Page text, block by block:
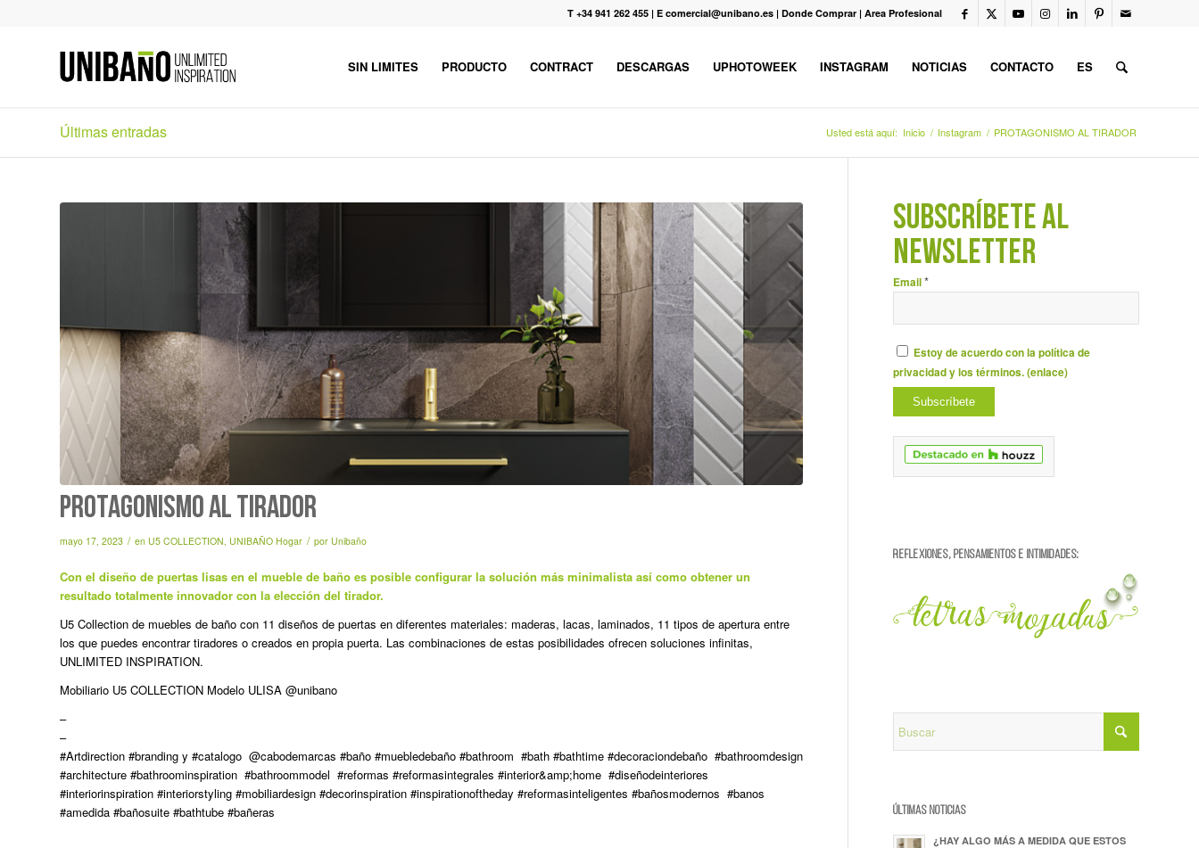
T +34 941 262 455 | E comercial@unibano.es | Donde Comprar | Area Profesional
SIN LIMITES PRODUCTO CONTRACT DESCARGAS UPHOTOWEEK INSTAGRAM NOTICIAS CONTACTO ES
Últimas entradas Usted está aquí: Inicio / Instagram / PROTAGONISMO AL TIRADOR
PROTAGONISMO AL TIRADOR
mayo 17, 2023 / en U5 COLLECTION UNIBAÑO Hogar / por Unibaño
Con el diseño de puertas lisas en el mueble de baño es posible configurar la solución más minimalista así como obtener un
resultado totalmente innovador con la elección del tirador.
U5 Collection de muebles de baño con 11 diseños de puertas en diferentes materiales: maderas, lacas, laminados, 11 tipos de apertura entre
los que puedes encontrar tiradores o creados en propia puerta. Las combinaciones de estas posibilidades ofrecen soluciones infinitas,
UNLIMITED INSPIRATION.
Mobiliario U5 COLLECTION Modelo ULISA @unibano
–
–
#Artdirection #branding y #catalogo @cabodemarcas #baño #muebledebaño #bathroom #bath #bathtime #decoraciondebaño #bathroomdesign
#architecture #bathroominspiration #bathroommodel #reformas #reformasintegrales #interior&amp;home #diseñodeinteriores
#interiorinspiration #interiorstyling #mobiliardesign #decorinspiration #inspirationoftheday #reformasinteligentes #bañosmodernos #banos
#amedida #bañosuite #bathtube #bañeras
SUBSCRÍBETE AL
NEWSLETTER
Email*
Estoy de acuerdo con la política de
privacidad y los términos. (enlace)
REFLEXIONES, PENSAMIENTOS E INTIMIDADES:
ÚLTIMAS NOTICIAS
¿HAY ALGO MÁS A MEDIDA QUE ESTOS